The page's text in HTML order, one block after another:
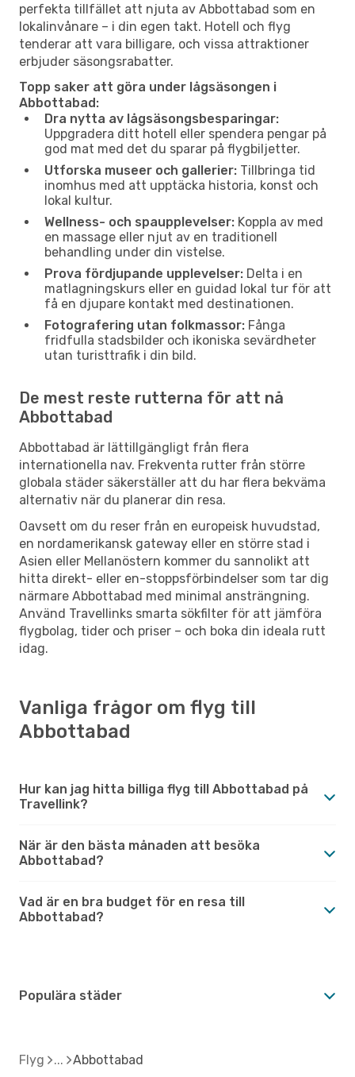
perfekta tillfället att njuta av Abbottabad som en
lokalinvånare – i din egen takt. Hotell och flyg
tenderar att vara billigare, och vissa attraktioner
erbjuder säsongsrabatter.
Topp saker att göra under lågsäsongen i
Abbottabad:
Dra nytta av lågsäsongsbesparingar:
Uppgradera ditt hotell eller spendera pengar på
god mat med det du sparar på flygbiljetter.
Utforska museer och gallerier: Tillbringa tid
inomhus med att upptäcka historia, konst och
lokal kultur.
Wellness- och spaupplevelser: Koppla av med
en massage eller njut av en traditionell
behandling under din vistelse.
Prova fördjupande upplevelser: Delta i en
matlagningskurs eller en guidad lokal tur för att
få en djupare kontakt med destinationen.
Fotografering utan folkmassor: Fånga
fridfulla stadsbilder och ikoniska sevärdheter
utan turisttrafik i din bild.
De mest reste rutterna för att nå
Abbottabad
Abbottabad är lättillgängligt från flera
internationella nav. Frekventa rutter från större
globala städer säkerställer att du har flera bekväma
alternativ när du planerar din resa.
Oavsett om du reser från en europeisk huvudstad,
en nordamerikansk gateway eller en större stad i
Asien eller Mellanöstern kommer du sannolikt att
hitta direkt- eller en-stoppsförbindelser som tar dig
närmare Abbottabad med minimal ansträngning.
Använd Travellinks smarta sökfilter för att jämföra
flygbolag, tider och priser – och boka din ideala rutt
idag.
Vanliga frågor om flyg till
Abbottabad
Hur kan jag hitta billiga flyg till Abbottabad på
Travellink?
När är den bästa månaden att besöka
Abbottabad?
Vad är en bra budget för en resa till
Abbottabad?
Populära städer
Flyg Abbottabad